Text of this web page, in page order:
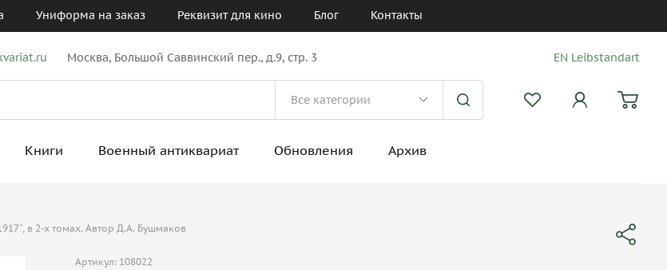
Униформа на заказ Реквизит для кино Блог Контакты
Москва, Большой Саввинский пер., д.9, стр. 3 EN Leibstandart
Книги Военный антиквариат Обновления Архив
в 2-х томах. Автор Д.А. Бушмаков
Артикул: 108022